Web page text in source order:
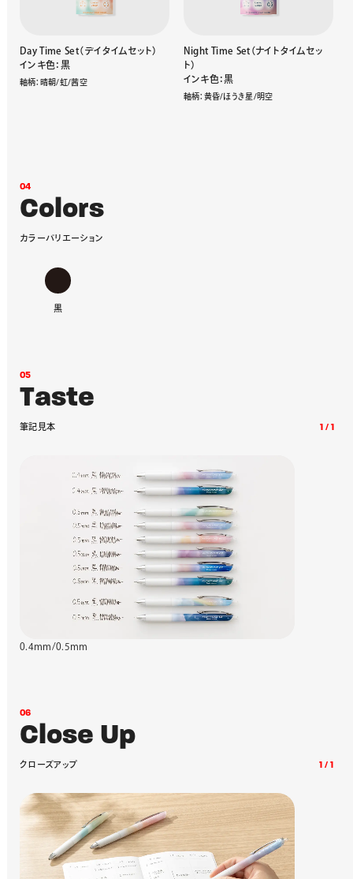
Day Time Set（デイタイムセット）
インキ色：黒
軸柄：晴朝/虹/茜空
Night Time Set（ナイトタイムセッ
ト）
インキ色：黒
軸柄：黄昏/ほうき星/明空
04
Colors
カラ ーバリ エーション
黒
05
Taste
筆記 見本
0.4mm/0.5mm
1 / 1
06
Close Up
クロ ーズアップ 1 /1